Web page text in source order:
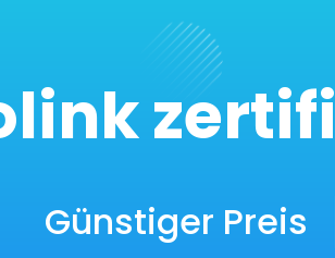
Günstiger Preis